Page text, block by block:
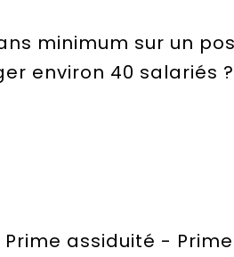
minimum sur un
environ 40 salariés
assiduité -